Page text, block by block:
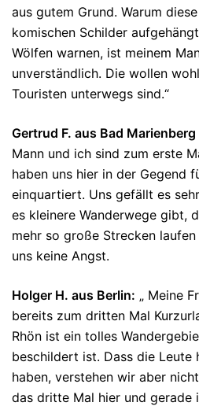
aus gutem Grund. Warum
komischen Schilder
Wölfen warnen, ist meinem
unverständlich. Die wollen
Touristen unterwegs sind.“
Gertrud F. aus Bad
Mann und ich sind zum erste
haben uns hier in der Gegend
einquartiert. Uns gefällt es
es kleinere Wanderwege gibt,
mehr so große Strecken
uns keine Angst.
Holger H. aus Berlin: „ Meine
bereits zum dritten Mal
Rhön ist ein tolles
beschildert ist. Dass die Leute
haben, verstehen wir aber
das dritte Mal hier und gerade